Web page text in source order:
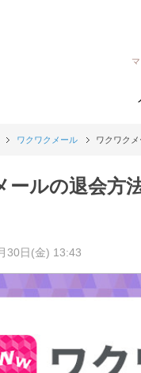
ワクワクメール ワクワク
ールの退会方
30日(金) 13:43